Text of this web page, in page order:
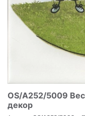
OS/A252/5009
декор